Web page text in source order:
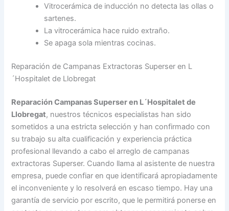
Vitrocerámica de inducción no detecta las ollas o
sartenes.
La vitrocerámica hace ruido extraño.
Se apaga sola mientras cocinas.
Reparación de Campanas Extractoras Superser en L
´Hospitalet de Llobregat
Reparación Campanas Superser en L´Hospitalet de
Llobregat, nuestros técnicos especialistas han sido
sometidos a una estricta selección y han confirmado con
su trabajo su alta cualificación y experiencia práctica
profesional llevando a cabo el arreglo de campanas
extractoras Superser. Cuando llama al asistente de nuestra
empresa, puede confiar en que identificará apropiadamente
el inconveniente y lo resolverá en escaso tiempo. Hay una
garantía de servicio por escrito, que le permitirá ponerse en